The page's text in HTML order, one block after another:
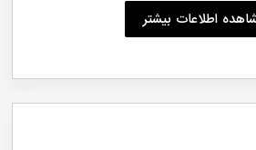
اطلاعات بیشتر